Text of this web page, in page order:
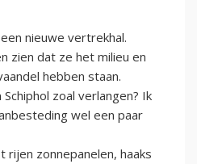
nieuwe vertrekhal.
zien dat ze het milieu en
hebben staan.
zoal verlangen? Ik
wel een paar
rijen zonnepanelen, haaks